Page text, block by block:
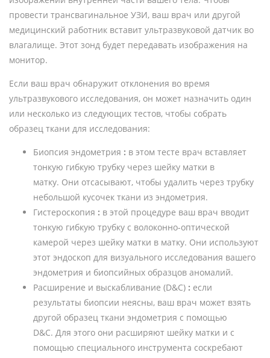
провести трансвагинальное УЗИ, ваш врач или другой
медицинский работник вставит ультразвуковой датчик во
влагалище. Этот зонд будет передавать изображения на
монитор.
Если ваш врач обнаружит отклонения во время
ультразвукового исследования, он может назначить один
или несколько из следующих тестов, чтобы собрать
образец ткани для исследования:
Биопсия эндометрия : в этом тесте врач вставляет
тонкую гибкую трубку через шейку матки в
матку. Они отсасывают, чтобы удалить через трубку
небольшой кусочек ткани из эндометрия.
Гистероскопия : в этой процедуре ваш врач вводит
тонкую гибкую трубку с волоконно-оптической
камерой через шейку матки в матку. Они используют
этот эндоскоп для визуального исследования вашего
эндометрия и биопсийных образцов аномалий.
Расширение и выскабливание (D&C) : если
результаты биопсии неясны, ваш врач может взять
другой образец ткани эндометрия с помощью
D&C. Для этого они расширяют шейку матки и с
помощью специального инструмента соскребают